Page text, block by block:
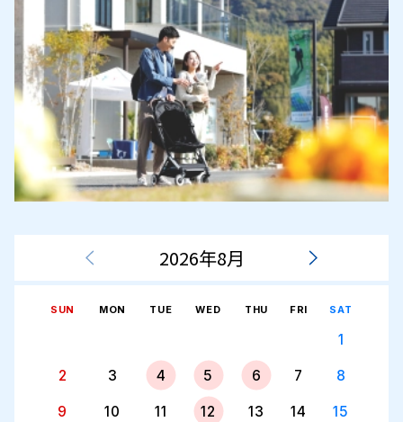
2026年8月
SUN MON TUE WED THU FRI SAT
1
2 3 4 5 6 7 8
9 10 11 12 13 14 15